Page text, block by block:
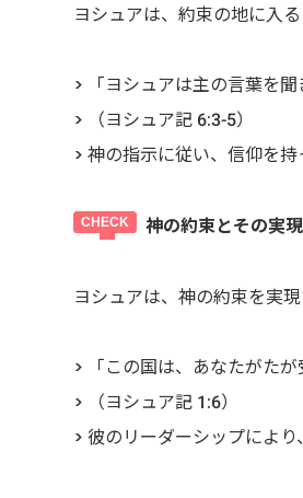
ヨシュアは、約束の地に入
> 「ヨシュアは主の言葉を聞
> （ヨシュア記 6:3-5）
> 神の指示に従い、信仰を
神の約束とその実現
ヨシュアは、神の約束を実
> 「この国は、あなたがたが
> （ヨシュア記 1:6）
> 彼のリーダーシップによ